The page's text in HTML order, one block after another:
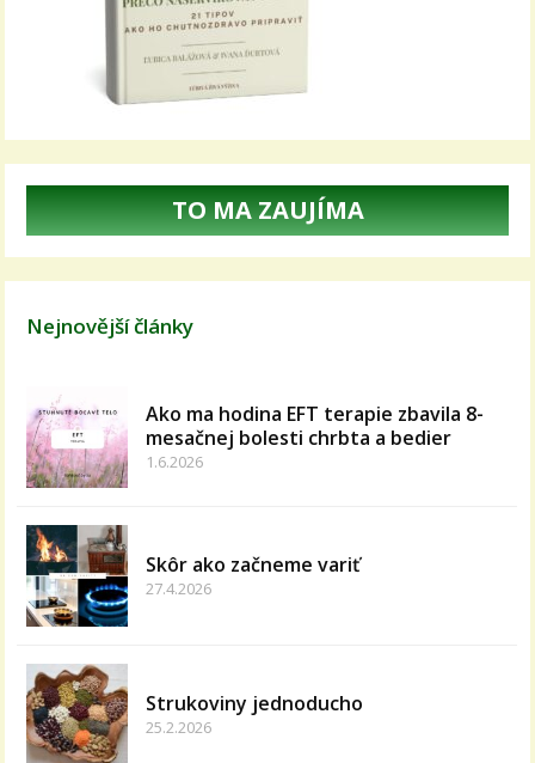
TO MA ZAUJÍMA
Nejnovější články
Ako ma hodina EFT terapie zbavila 8-
mesačnej bolesti chrbta a bedier
1.6.2026
Skôr ako začneme variť
27.4.2026
Strukoviny jednoducho
25.2.2026